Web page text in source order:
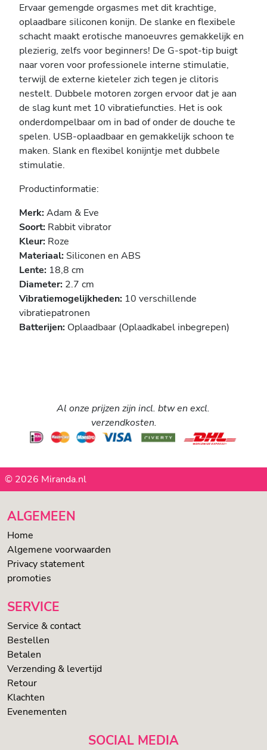
Ervaar gemengde orgasmes met dit krachtige,
oplaadbare siliconen konijn. De slanke en flexibele
schacht maakt erotische manoeuvres gemakkelijk en
plezierig, zelfs voor beginners! De G-spot-tip buigt
naar voren voor professionele interne stimulatie,
terwijl de externe kieteler zich tegen je clitoris
nestelt. Dubbele motoren zorgen ervoor dat je aan
de slag kunt met 10 vibratiefuncties. Het is ook
onderdompelbaar om in bad of onder de douche te
spelen. USB-oplaadbaar en gemakkelijk schoon te
maken. Slank en flexibel konijntje met dubbele
stimulatie.
Productinformatie:
Merk:Adam & Eve
Soort: Rabbit vibrator
Kleur: Roze
Materiaal: Siliconen en ABS
Lente: 18,8 cm
Diameter: 2.7 cm
Vibratiemogelijkheden: 10 verschillende
vibratiepatronen
Batterijen: Oplaadbaar (Oplaadkabel inbegrepen)
Al onze prijzen zijn incl. btw en excl.
verzendkosten.
© 2026 Miranda.nl
ALGEMEEN
Home
Algemene voorwaarden
Privacy statement
promoties
SERVICE
Service & contact
Bestellen
Betalen
Verzending & levertijd
Retour
Klachten
Evenementen
SOCIAL MEDIA